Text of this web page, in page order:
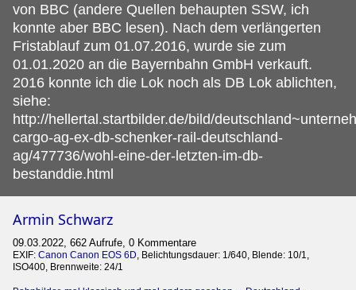
von BBC (andere Quellen behaupten SSW, ich
konnte aber BBC lesen). Nach dem verlängerten
Fristablauf zum 01.07.2016, wurde sie zum
01.01.2020 an die Bayernbahn GmbH verkauft.
2016 konnte ich die Lok noch als DB Lok ablichten,
siehe:
http://hellertal.startbilder.de/bild/
cargo-ag-ex-db-schenker-rail-deutschland-
ag/477736/wohl-eine-der-letzten-im-db-
bestanddie.html
Armin Schwarz
09.03.2022, 662 Aufrufe, 0 Kommentare
EXIF: Canon Canon EOS 6D , Belichtungsdauer: 1/640, Blende: 10/1,
ISO400, Brennweite: 24/1